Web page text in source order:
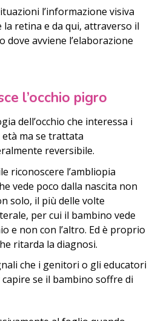
l’informazione visiva
retina e da qui, attraverso il
dove avviene l’elaborazione
l’occhio pigro
dell’occhio che interessa i
ma se trattata
reversibile.
riconoscere l’ambliopia
vede poco dalla nascita non
solo, il più delle volte
per cui il bambino vede
e non con l’altro. Ed è proprio
ritarda la diagnosi.
che i genitori o gli educatori
se il bambino soffre di